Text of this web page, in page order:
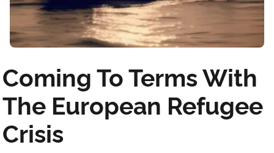
Coming To Terms With
The European Refugee
Crisis